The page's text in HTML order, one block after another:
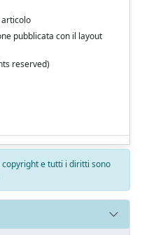
articolo
pubblicata con il layout
reserved)
e tutti i diritti sono